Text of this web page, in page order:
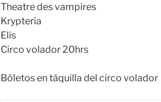
Theatre des vampires
Krypteria
Elis
Circo volador 20hrs
Bóletos en táquilla del circo volador